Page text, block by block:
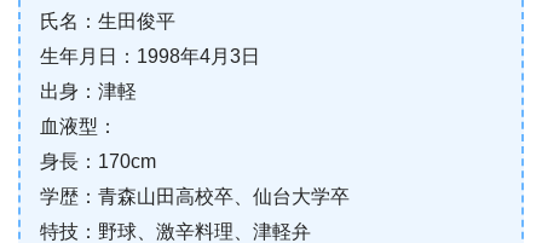
氏名：生田俊平
生年月日：1998年4月3日
出身：津軽
血液型：
身長：170cm
学歴：青森山田高校卒、仙台大学卒
特技：野球、激辛料理、津軽弁